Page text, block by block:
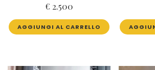
€ 2.500
AGGIUNGI AL CARRELLO